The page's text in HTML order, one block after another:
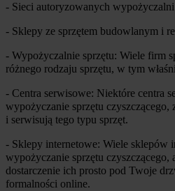
- Sieci autoryzowanych
- Sklepy ze sprzętem budowlanym i
- Wypożyczalnie sprzętu: Wiele firm
różnego rodzaju sprzętu, w tym
- Centra serwisowe: Niektóre centra
wypożyczanie sprzętu czyszczącego,
i serwisują tego typu sprzęt.
- Sklepy internetowe: Wiele sklepów
wypożyczanie sprzętu
dostarczenie ich prosto pod Twoje
formalności online.